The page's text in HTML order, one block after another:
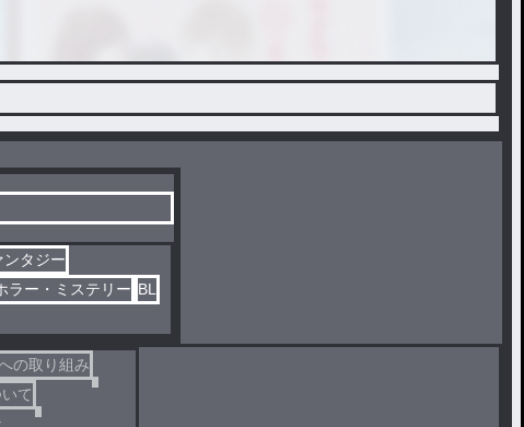
ンタジー
ラー・ミステリー BL
の取り組み
て